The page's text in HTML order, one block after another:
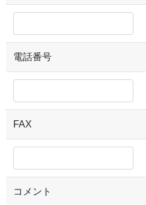
電話番号
FAX
コメント